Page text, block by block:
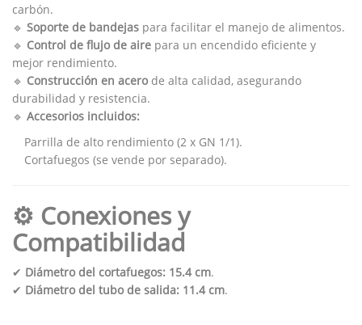
carbón.
🔹 Soporte de bandejas para facilitar el manejo de alimentos.
🔹 Control de flujo de aire para un encendido eficiente y
mejor rendimiento.
🔹 Construcción en acerode alta calidad, asegurando
durabilidad y resistencia.
🔹 Accesorios incluidos:
Parrilla de alto rendimiento (2 x GN 1/1).
Cortafuegos (se vende por separado).
⚙ Conexiones y
Compatibilidad
✔ Diámetro del cortafuegos: 15.4 cm.
✔ Diámetro del tubo de salida: 11.4 cm.